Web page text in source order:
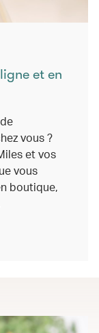
et en
vous ?
et vos
vous
boutique,